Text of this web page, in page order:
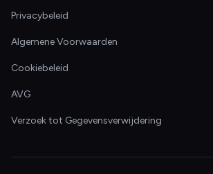
Privacybeleid
Algemene Voorwaarden
Cookiebeleid
AVG
Verzoek tot Gegevensverwijdering